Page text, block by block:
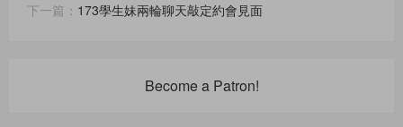
下一篇： 173學生妹兩輪聊天敲定約會見面
Become a Patron!